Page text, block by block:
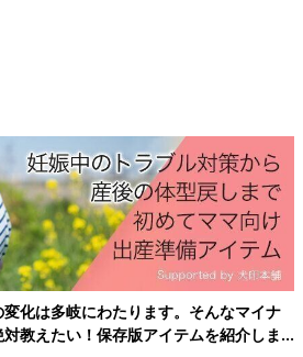
置して仕切り、姉妹それぞれのスペースを作った
コーディネート」
に合った場所を作ってあげることで、
ルが変わったり、コミュニケーション
くさんあります。
納家具を用意してあげたら、自分で絵
化は多岐にわたります。そんなマイナ
教えたい！保存版アイテムを紹介しま